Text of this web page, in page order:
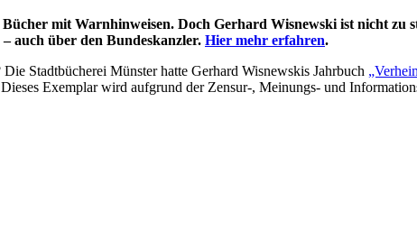
mit Warnhinweisen. Doch Gerhard Wisnewski ist nicht zu
auch über den Bundeskanzler. Hier mehr erfahren.
Stadtbücherei Münster hatte Gerhard Wisnewskis Jahrbuch
Exemplar wird aufgrund der Zensur-, Meinungs- und